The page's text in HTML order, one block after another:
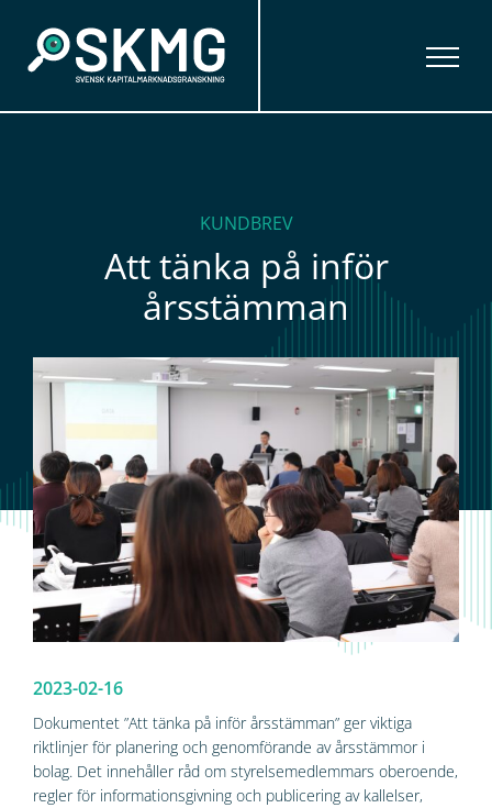
innehållet
KUNDBREV
Att tänka på inför
årsstämman
2023-02-16
Dokumentet ”Att tänka på inför årsstämman” ger viktiga
riktlinjer för planering och genomförande av årsstämmor i
bolag. Det innehåller råd om styrelsemedlemmars oberoende,
regler för informationsgivning och publicering av kallelser,